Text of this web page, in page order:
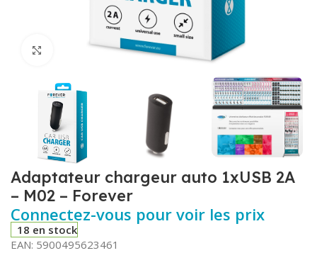
Click to enlarge
Adaptateur chargeur auto 1xUSB 2A
– M02 – Forever
Connectez-vous pour voir les prix
18 en stock
EAN: 5900495623461